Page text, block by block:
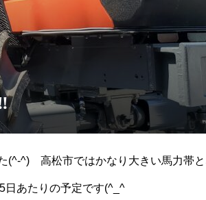
(^-^) 高松市ではかなり大きい馬力帯と
あたりの予定です(^_^ゞ